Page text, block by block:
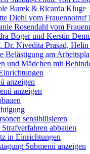
Burek & Ricarda Kluge
Diehl vom Frauennotruf
Rosendahl vom
Boger und Kerstin
Nivedita Prasad,
Belästigung am
und Mädchen mit
anzeigen
anzeigen
sensibilisieren
abbauen
in Einrichtungen
Submenü anzeigen